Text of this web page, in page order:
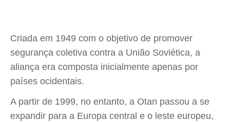
Criada em 1949 com o objetivo de promover
segurança coletiva contra a União Soviética, a
aliança era composta inicialmente apenas por
países ocidentais.
A partir de 1999, no entanto, a Otan passou a se
expandir para a Europa central e o leste europeu,